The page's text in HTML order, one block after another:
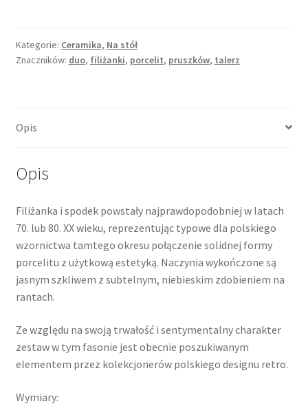
biała
z
Kategorie: Ceramika, Na stół
Znaczników: duo, filiżanki, porcelit, pruszków, talerz
Opis
Opis
Filiżanka i spodek powstały najprawdopodobniej w latach
70. lub 80. XX wieku, reprezentując typowe dla polskiego
wzornictwa tamtego okresu połączenie solidnej formy
porcelitu z użytkową estetyką. Naczynia wykończone są
jasnym szkliwem z subtelnym, niebieskim zdobieniem na
rantach.
Ze względu na swoją trwałość i sentymentalny charakter
zestaw w tym fasonie jest obecnie poszukiwanym
elementem przez kolekcjonerów polskiego designu retro.
Wymiary: